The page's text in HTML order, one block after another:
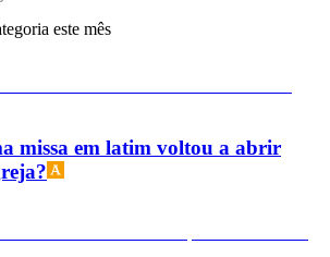
este mês
missa em latim voltou a abrir